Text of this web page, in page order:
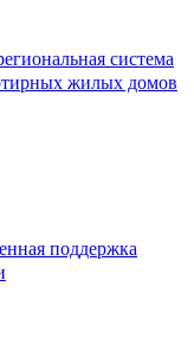
система
жилых домов
поддержка